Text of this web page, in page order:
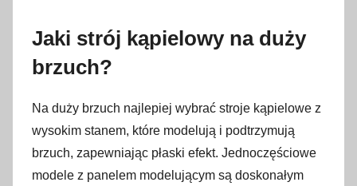
Jaki strój kąpielowy na duży
brzuch?
Na duży brzuch najlepiej wybrać stroje kąpielowe z
wysokim stanem, które modelują i podtrzymują
brzuch, zapewniając płaski efekt. Jednoczęściowe
modele z panelem modelującym są doskonałym